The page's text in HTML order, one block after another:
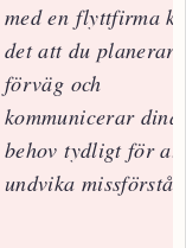
med en flyttfirma
det att du planerar
förväg och
kommunicerar dina
behov tydligt för att
undvika